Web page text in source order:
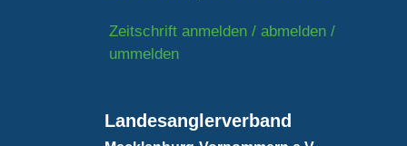
Zeitschrift anmelden / abmelden /
ummelden
Landesanglerverband